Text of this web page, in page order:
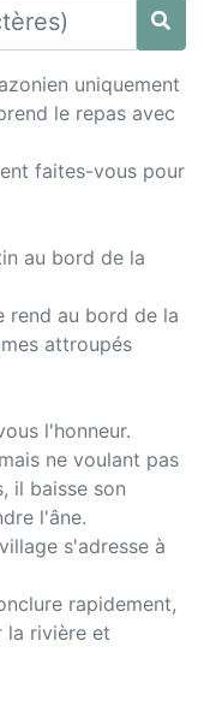
uniquement
le repas avec
faites-vous pour
au bord de la
rend au bord de la
attroupés
l'honneur.
ne voulant pas
il baisse son
l'âne.
s'adresse à
rapidement,
la rivière et